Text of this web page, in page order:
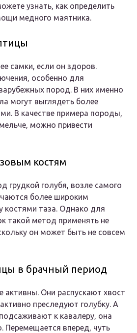
узнать, как определить
медного маятника.
самки, если он здоров.
особенно для
пород. В них именно
могут выглядеть более
В качестве примера породы,
можно привести
костям
грудкой голубя, возле самого
более широким
костями таза. Однако для
такой метод применять не
он может быть не совсем
в брачный период
активны. Они распускают хвост
преследуют голубку. А
к кавалеру, она
Перемещается вперед, чуть